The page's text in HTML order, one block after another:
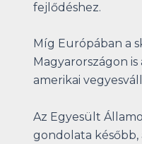
fejlődéshez.
Míg Európában a
Magyarországon
amerikai
Az Egyesült
gondolata később,